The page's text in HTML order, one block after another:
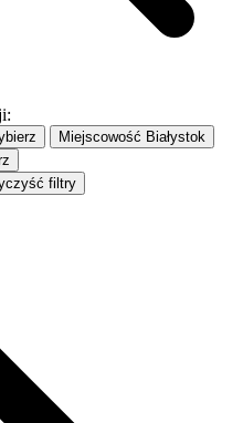
Miejscowość Białystok
filtry